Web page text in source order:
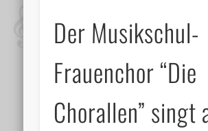
Der Musikschul-
Frauenchor “Die
Chorallen” singt